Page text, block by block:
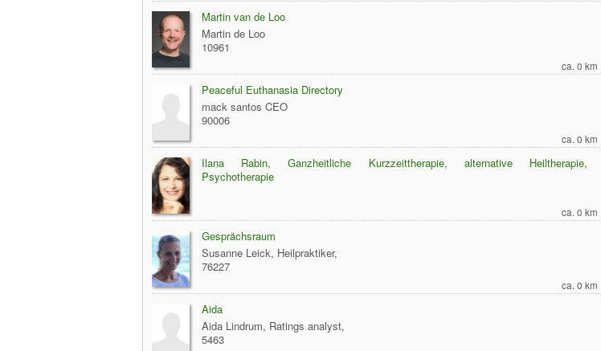
ca. 0 km
Martin van de Loo
Martin de Loo
10961
ca. 0 km
Peaceful Euthanasia Directory
mack santos CEO
90006
ca. 0 km
Ilana Rabin, Ganzheitliche Kurzzeittherapie, alternative Heiltherapie,
Psychotherapie
ca. 0 km
Gesprächsraum
Susanne Leick, Heilpraktiker,
76227
Aida
Aida Lindrum, Ratings analyst,
5463